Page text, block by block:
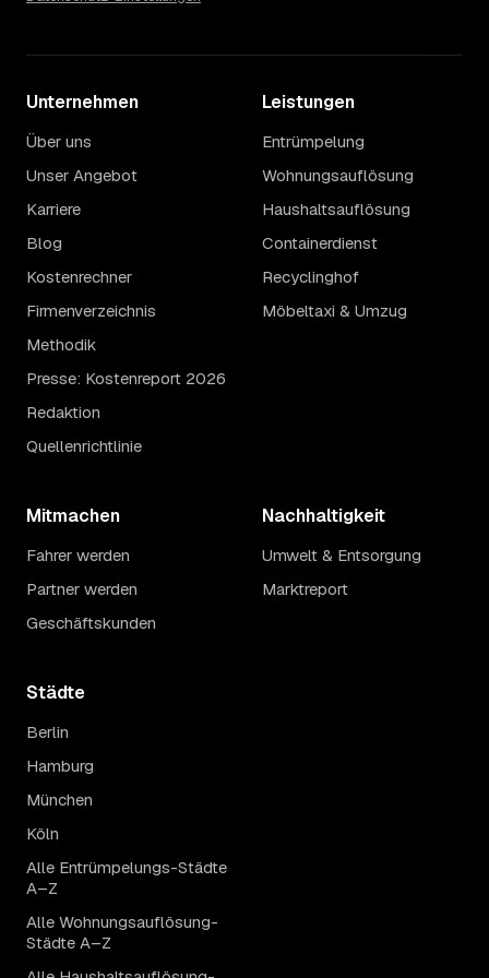
Unternehmen
Über uns
Unser Angebot
Karriere
Blog
Kostenrechner
Firmenverzeichnis
Methodik
Presse: Kostenreport 2026
Redaktion
Quellenrichtlinie
Leistungen
Entrümpelung
Wohnungsauflösung
Haushaltsauflösung
Containerdienst
Recyclinghof
Möbeltaxi & Umzug
Mitmachen
Fahrer werden
Partner werden
Geschäftskunden
Nachhaltigkeit
Umwelt & Entsorgung
Marktreport
Städte
Berlin
Hamburg
München
Köln
Alle Entrümpelungs-Städte
A–Z
Alle Wohnungsauflösung-
Städte A–Z